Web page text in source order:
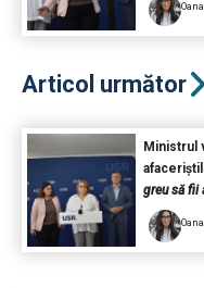
Articol următor
Ministrul
greu să fii